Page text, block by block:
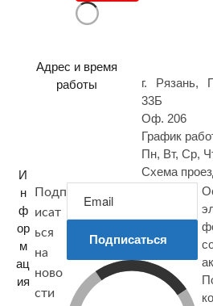
с
Адрес и время
работы
г. Рязань,
33Б
Оф. 206
График
Пн, Вт, Ср,
Схема
И
н
ф
ор
м
ац
ия
Подп
исат
ься
на
ново
сти
Подписаться